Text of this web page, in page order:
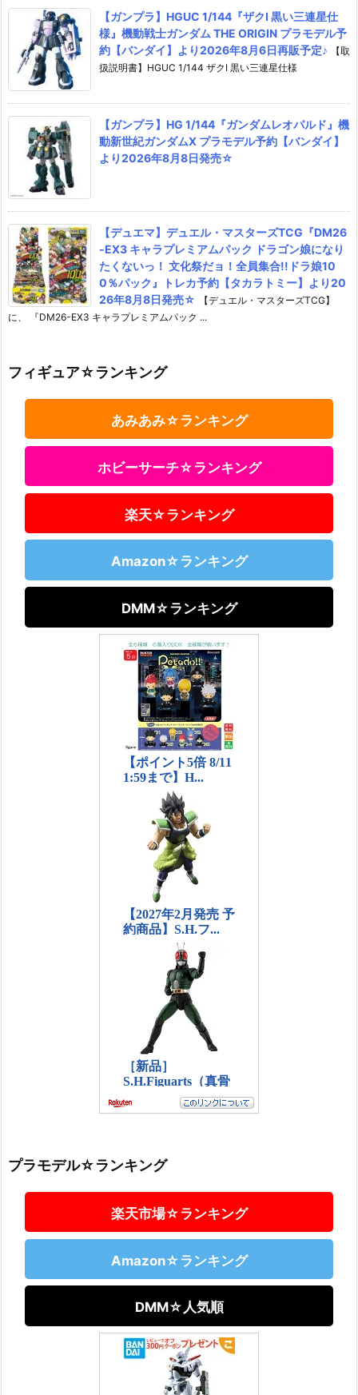
【ガンプラ】HGUC 1/144『ザクI 黒い三連星仕
様』機動戦士ガンダム THE ORIGIN プラモデル予
約【バンダイ】より2026年8月6日再販予定♪
【取
扱説明書】HGUC 1/144 ザクI 黒い三連星仕様
【ガンプラ】HG 1/144『ガンダムレオパルド』機
動新世紀ガンダムX プラモデル予約【バンダイ】
より2026年8月8日発売☆
【デュエマ】デュエル・マスターズTCG『DM26
-EX3 キャラプレミアムパック ドラゴン娘になり
たくないっ！ 文化祭だョ！全員集合!!ドラ娘10
0％パック』トレカ予約【タカラトミー】より20
26年8月8日発売☆
【デュエル・マスターズTCG】
に、 『DM26-EX3 キャラプレミアムパック ...
フィギュア☆ランキング
あみあみ☆ランキング
ホビーサーチ☆ランキング
楽天☆ランキング
Amazon☆ランキング
DMM☆ランキング
プラモデル☆ランキング
楽天市場☆ランキング
Amazon☆ランキング
DMM☆人気順